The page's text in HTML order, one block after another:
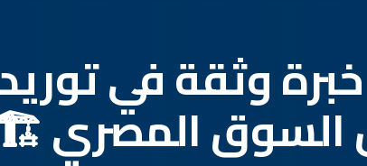
وثقة في
السوق المصري